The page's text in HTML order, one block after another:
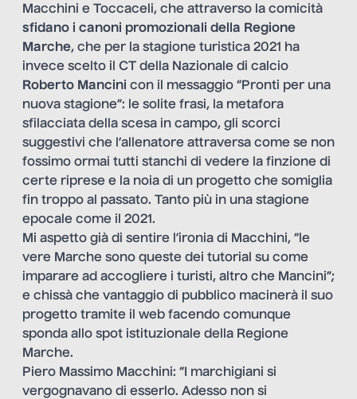
Macchini e Toccaceli, che attraverso la comicità
sfidano i canoni promozionali della Regione
Marche, che per la stagione turistica 2021 ha
invece scelto il CT della Nazionale di calcio
Roberto Mancini con il messaggio “Pronti per una
nuova stagione”: le solite frasi, la metafora
sfilacciata della scesa in campo, gli scorci
suggestivi che l’allenatore attraversa come se non
fossimo ormai tutti stanchi di vedere la finzione di
certe riprese e la noia di un progetto che somiglia
fin troppo al passato. Tanto più in una stagione
epocale come il 2021.
Mi aspetto già di sentire l’ironia di Macchini, “le
vere Marche sono queste dei tutorial su come
imparare ad accogliere i turisti, altro che Mancini”;
e chissà che vantaggio di pubblico macinerà il suo
progetto tramite il web facendo comunque
sponda allo spot istituzionale della Regione
Marche.
Piero Massimo Macchini: “I marchigiani si
vergognavano di esserlo. Adesso non si